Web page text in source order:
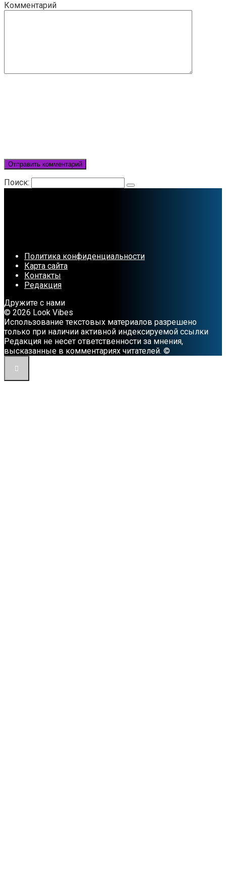
Комментарий
Поиск:
Политика конфиденциальности
Карта сайта
Контакты
Редакция
Дружите с нами
© 2026 Look Vibes
Использование текстовых материалов разрешено
только при наличии активной индексируемой ссылки
Редакция не несет ответственности за мнения,
высказанные в комментариях читателей. ©